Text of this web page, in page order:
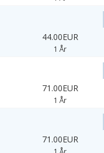
44.00EUR
1 År
71.00EUR
1 År
71.00EUR